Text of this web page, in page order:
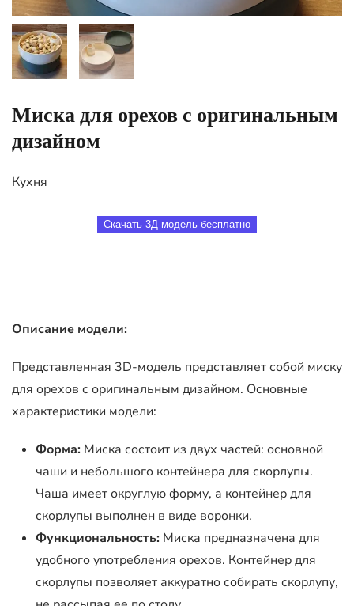
Миска для орехов с оригинальным
дизайном
Кухня
Скачать 3Д модель бесплатно
Описание модели:
Представленная 3D-модель представляет собой миску
для орехов с оригинальным дизайном. Основные
характеристики модели:
Форма: Миска состоит из двух частей: основной
чаши и небольшого контейнера для скорлупы.
Чаша имеет округлую форму, а контейнер для
скорлупы выполнен в виде воронки.
Функциональность: Миска предназначена для
удобного употребления орехов. Контейнер для
скорлупы позволяет аккуратно собирать скорлупу,